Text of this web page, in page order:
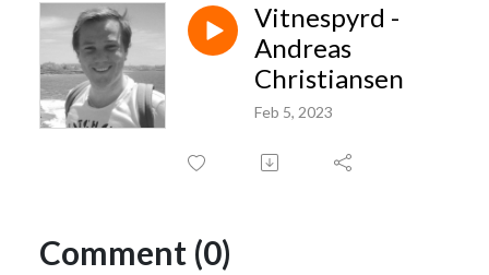
Vitnespyrd -
Andreas
Christiansen
Feb 5, 2023
Comment (0)